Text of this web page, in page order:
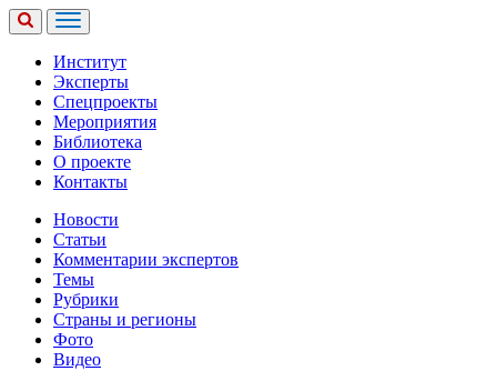
Институт
Эксперты
Спецпроекты
Мероприятия
Библиотека
О проекте
Контакты
Новости
Статьи
Комментарии экспертов
Темы
Рубрики
Страны и регионы
Фото
Видео